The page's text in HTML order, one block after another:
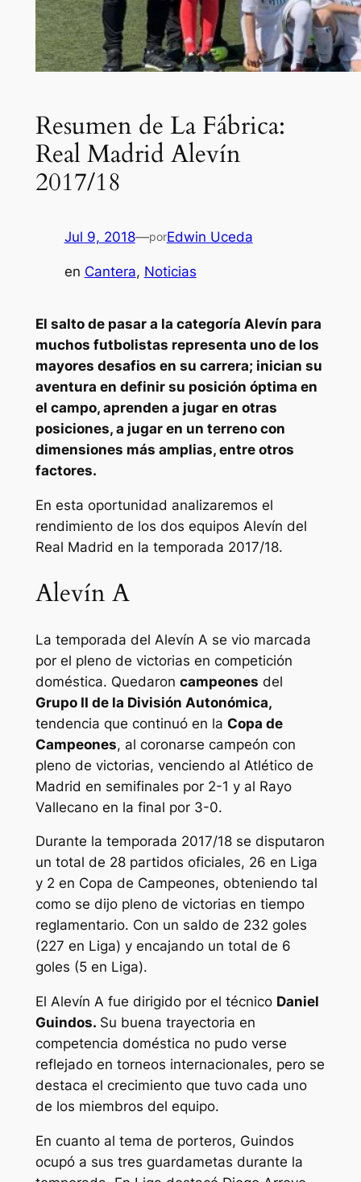
Resumen de La Fábrica:
Real Madrid Alevín
2017/18
Jul 9, 2018—porEdwin Uceda
en Cantera, Noticias
El salto de pasar a la categoría Alevín para
muchos futbolistas representa uno de los
mayores desafios en su carrera; inician su
aventura en definir su posición óptima en
el campo, aprenden a jugar en otras
posiciones, a jugar en un terreno con
dimensiones más amplias, entre otros
factores.
En esta oportunidad analizaremos el
rendimiento de los dos equipos Alevín del
Real Madrid en la temporada 2017/18.
Alevín A
La temporada del Alevín A se vio marcada
por el pleno de victorias en competición
doméstica. Quedaron campeones del
Grupo II de la División Autonómica,
tendencia que continuó en la Copa de
Campeones, al coronarse campeón con
pleno de victorias, venciendo al Atlético de
Madrid en semifinales por 2-1 y al Rayo
Vallecano en la final por 3-0.
Durante la temporada 2017/18 se disputaron
un total de 28 partidos oficiales, 26 en Liga
y 2 en Copa de Campeones, obteniendo tal
como se dijo pleno de victorias en tiempo
reglamentario. Con un saldo de 232 goles
(227 en Liga) y encajando un total de 6
goles (5 en Liga).
El Alevín A fue dirigido por el técnico Daniel
Guindos. Su buena trayectoria en
competencia doméstica no pudo verse
reflejado en torneos internacionales, pero se
destaca el crecimiento que tuvo cada uno
de los miembros del equipo.
En cuanto al tema de porteros, Guindos
ocupó a sus tres guardametas durante la